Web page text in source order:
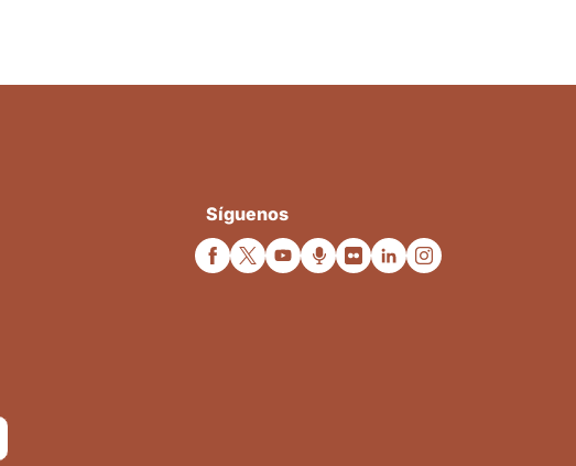
Síguenos